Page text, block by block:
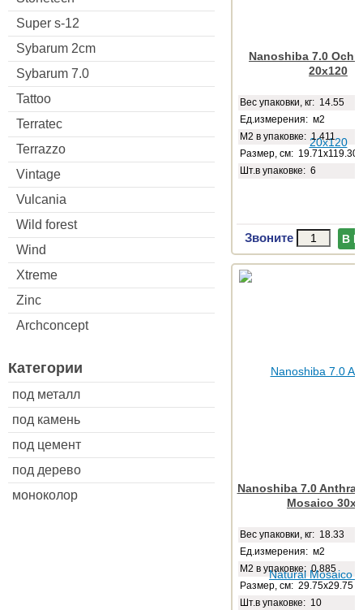
Super s-12
Sybarum 2cm
Sybarum 7.0
Tattoo
Terratec
Terrazzo
Vintage
Vulcania
Wild forest
Wind
Xtreme
Zinc
Archconcept
Категории
под металл
под камень
под цемент
под дерево
моноколор
Nanoshiba 7.0
20x120
Веc упаковки, кг: 14.55
Ед.измерения: м2
М2 в упаковке: 1.411
Размер, см: 19.71x119.30
Шт.в упаковке: 6
Звоните В
Nanoshiba 7.0
Mosaico
Веc упаковки, кг: 18.33
Ед.измерения: м2
М2 в упаковке: 0.885
Размер, см: 29.75x29.75
Шт.в упаковке: 10